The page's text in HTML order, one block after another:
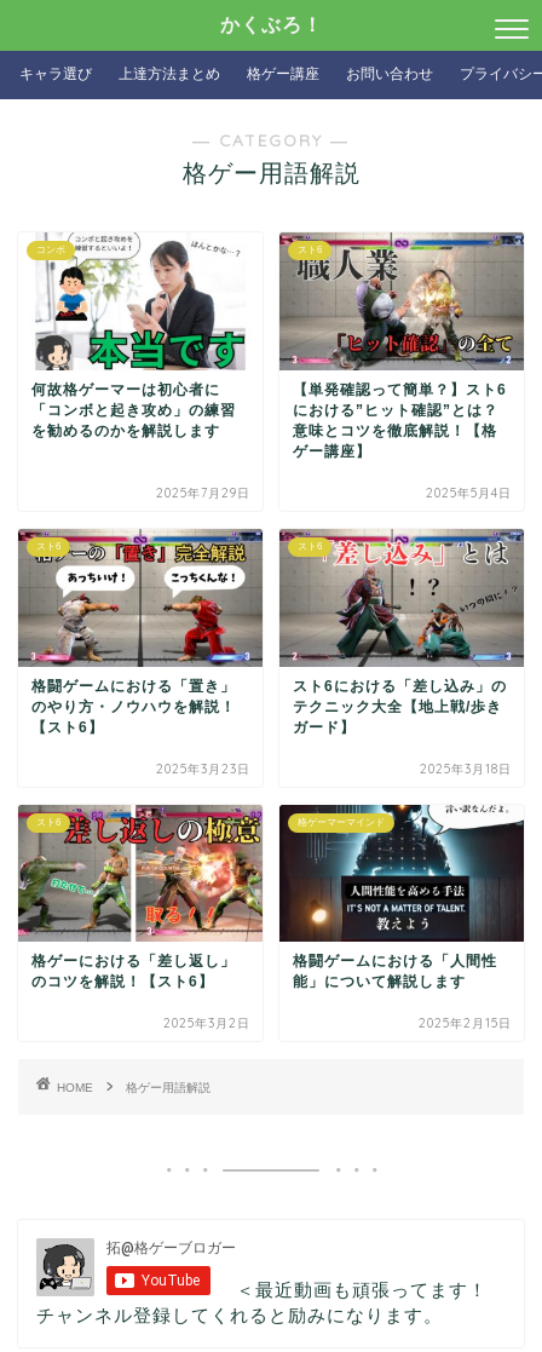
かくぶろ！
キャラ選び 上達方法まとめ 格ゲー講座 お問い合わせ プライバシ
― CATEGORY ―
格ゲー用語解説
コンボ
何故格ゲーマーは初心者に
「コンボと起き攻め」の練習
を勧めるのかを解説します
2025年7月29日
スト6
【単発確認って簡単？】スト6
における”ヒット確認”とは？
意味とコツを徹底解説！【格
ゲー講座】
2025年5月4日
スト6
格闘ゲームにおける「置き」
のやり方・ノウハウを解説！
【スト6】
2025年3月23日
スト6
スト6における「差し込み」の
テクニック大全【地上戦/歩き
ガード】
2025年3月18日
スト6
格ゲーにおける「差し返し」
のコツを解説！【スト6】
2025年3月2日
格ゲーマーマインド
格闘ゲームにおける「人間性
能」について解説します
2025年2月15日
HOME 格ゲー用語解説
＜最近動画も頑張ってます！
チャンネル登録してくれると励みになります。